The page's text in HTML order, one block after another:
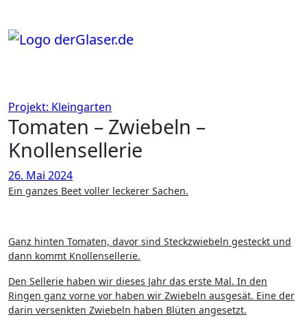
springen
Projekt: Kleingarten
Tomaten – Zwiebeln –
Knollensellerie
26. Mai 2024
Ein ganzes Beet voller leckerer Sachen.
Ganz hinten Tomaten, davor sind Steckzwiebeln gesteckt und
dann kommt Knollensellerie.
Den Sellerie haben wir dieses Jahr das erste Mal. In den
Ringen ganz vorne vor haben wir Zwiebeln ausgesät. Eine der
darin versenkten Zwiebeln haben Blüten angesetzt.